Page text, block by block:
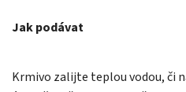
Jak podávat
Krmivo zalijte teplou vodou, či